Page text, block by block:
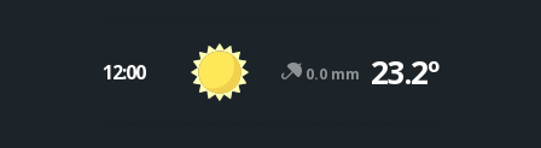
12:00 0.0 mm 23.2º